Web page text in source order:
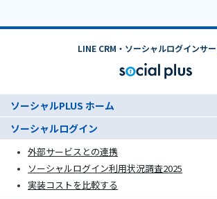
LINE CRM・ソーシャルログインサ
ソーシャルPLUS ホーム
ソーシャルログイン
外部サービスとの連携
ソーシャルログイン利用状況調査2025
実装コストを比較する